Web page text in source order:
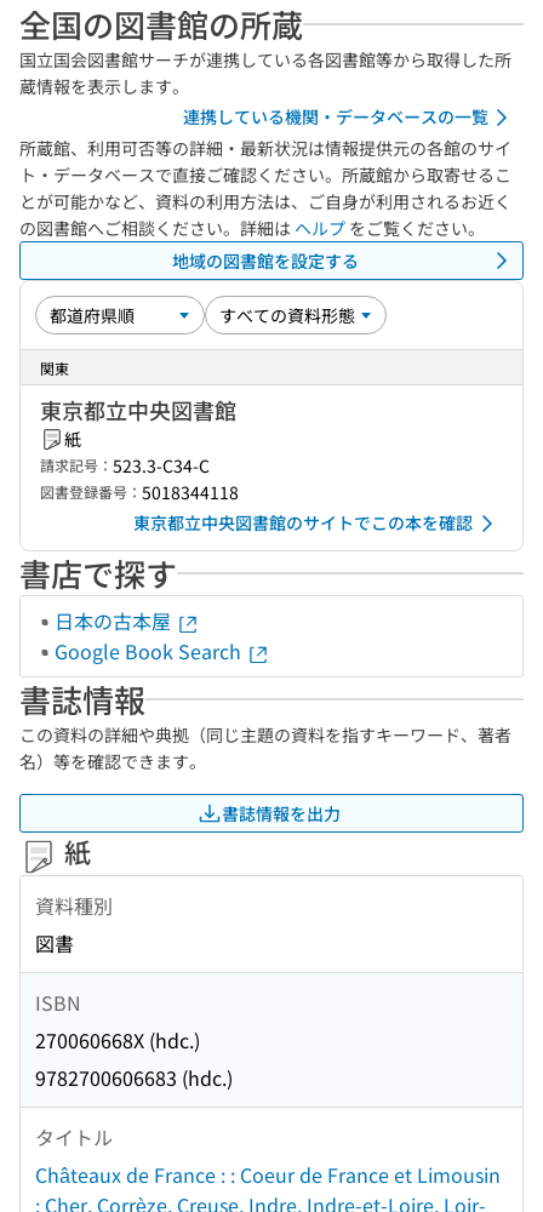
全国の図書館の所蔵
国立国会図書館サーチが連携している各図書館等から取得した所
蔵情報を表示します。
連携している機関・データベースの一覧
所蔵館、利用可否等の詳細・最新状況は情報提供元の各館のサイ
ト・データベースで直接ご確認ください。所蔵館から取寄せるこ
とが可能かなど、資料の利用方法は、ご自身が利用されるお近く
の図書館へご相談ください。詳細は ヘルプ をご覧ください。
地域の図書館を設定する
関東
東京都立中央図書館
紙
請求記号： 523.3-C34-C
図書登録番号： 5018344118
東京都立中央図書館のサイトでこの本を確認
書店で探す
日本の古本屋
Google Book Search
書誌情報
この資料の詳細や典拠（同じ主題の資料を指すキーワード、著者
名）等を確認できます。
書誌情報を出力
紙
資料種別
図書
ISBN
270060668X (hdc.)
9782700606683 (hdc.)
タイトル
Châteaux de France : : Coeur de France et Limousin
: Cher, Corrèze, Creuse, Indre, Indre-et-Loire, Loir-